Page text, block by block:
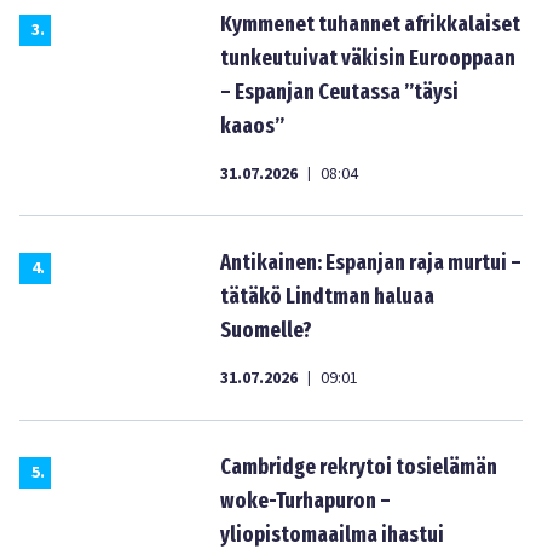
3.
Kymmenet tuhannet afrikkalaiset
tunkeutuivat väkisin Eurooppaan
– Espanjan Ceutassa ”täysi
kaaos”
31.07.2026 | 08:04
4.
Antikainen: Espanjan raja murtui –
tätäkö Lindtman haluaa
Suomelle?
31.07.2026 | 09:01
5.
Cambridge rekrytoi tosielämän
woke-Turhapuron –
yliopistomaailma ihastui